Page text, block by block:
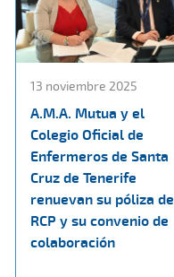
13 noviembre 2025
A.M.A. Mutua y el
Colegio Oficial de
Enfermeros de Santa
Cruz de Tenerife
renuevan su póliza de
RCP y su convenio de
colaboración